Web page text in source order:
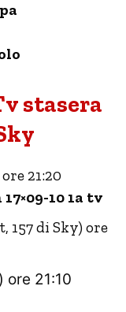
stasera
21:20
10 1a tv
157 di Sky) ore
ore 21:10